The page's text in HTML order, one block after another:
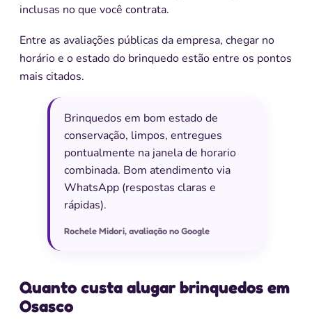
inclusas no que você contrata.
Entre as avaliações públicas da empresa, chegar no
horário e o estado do brinquedo estão entre os pontos
mais citados.
Brinquedos em bom estado de
conservação, limpos, entregues
pontualmente na janela de horario
combinada. Bom atendimento via
WhatsApp (respostas claras e
rápidas).
Rochele Midori, avaliação no Google
Quanto custa alugar brinquedos em
Osasco